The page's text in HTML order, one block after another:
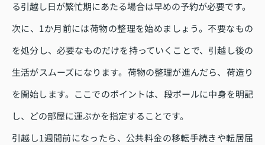
る引越し日が繁忙期にあたる場合は早めの予約が必要です。
次に、1か月前には荷物の整理を始めましょう。不要なもの
を処分し、必要なものだけを持っていくことで、引越し後の
生活がスムーズになります。荷物の整理が進んだら、荷造り
を開始します。ここでのポイントは、段ボールに中身を明記
し、どの部屋に運ぶかを指定することです。
引越し1週間前になったら、公共料金の移転手続きや転居届